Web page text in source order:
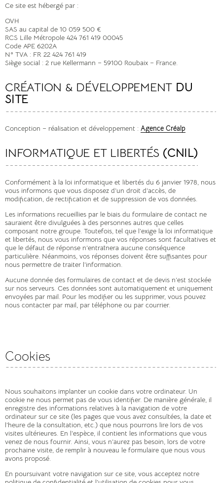
Ce site est hébergé par :
OVH
SAS au capital de 10 059 500 €
RCS Lille Métropole 424 761 419 00045
Code APE 6202A
N° TVA : FR 22 424 761 419
Siège social : 2 rue Kellermann – 59100 Roubaix – France.
CRÉATION & DÉVELOPPEMENT DU
SITE
Conception – réalisation et développement : Agence Créalp
INFORMATIQUE ET LIBERTÉS (CNIL)
Conformément à la loi informatique et libertés du 6 janvier 1978, nous
vous informons que vous disposez d’un droit d’accès, de
modification, de rectification et de suppression de vos données.
Les informations recueillies par le biais du formulaire de contact ne
sauraient être divulguées à des personnes autres que celles
composant notre groupe. Toutefois, tel que l’exige la loi informatique
et libertés, nous vous informons que vos réponses sont facultatives et
que le défaut de réponse n’entraînera aucune conséquence
particulière. Néanmoins, vos réponses doivent être suffisantes pour
nous permettre de traiter l’information.
Aucune donnée des formulaires de contact et de devis n’est stockée
sur nos serveurs. Ces données sont automatiquement et uniquement
envoyées par mail. Pour les modifier ou les supprimer, vous pouvez
nous contacter par mail, par téléphone ou par courrier.
Cookies
Nous souhaitons implanter un cookie dans votre ordinateur. Un
cookie ne nous permet pas de vous identifier. De manière générale, il
enregistre des informations relatives à la navigation de votre
ordinateur sur ce site (les pages que vous avez consultées, la date et
l’heure de la consultation, etc.) que nous pourrons lire lors de vos
visites ultérieures. En l’espèce, il contient les informations que vous
venez de nous fournir. Ainsi, vous n’aurez pas besoin, lors de votre
prochaine visite, de remplir à nouveau le formulaire que nous vous
avons proposé.
En poursuivant votre navigation sur ce site, vous acceptez notre